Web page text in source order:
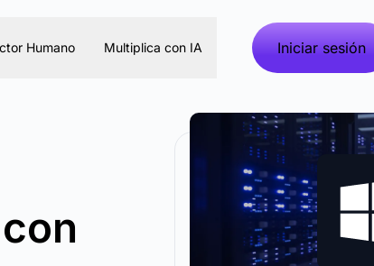
Humano Multiplica con IA Iniciar sesión